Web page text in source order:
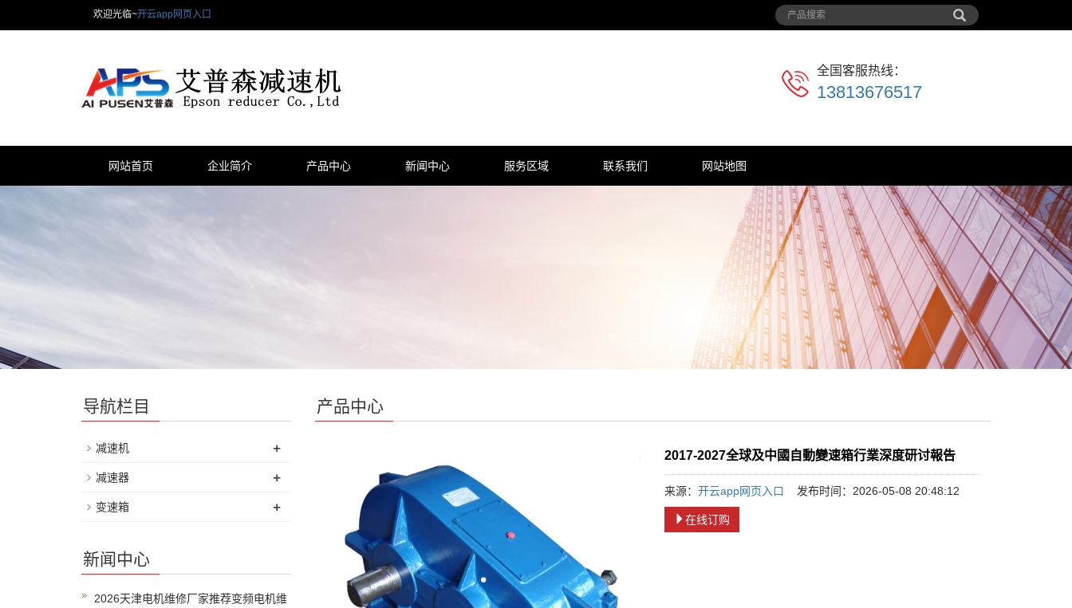
欢迎光临~开云app网页入口
全国客服热线：
13813676517
网站首页 企业简介 产品中心 新闻中心 服务区域 联系我们 网站地图
产品中心
2017-2027全球及中國自動變速箱行業深度研讨報告
来源：开云app网页入口 发布时间：2026-05-08 20:48:12
在线订购
导航栏目
减速机 +
减速器 +
变速箱 +
新闻中心
2026天津电机维修厂家推荐变频电机维